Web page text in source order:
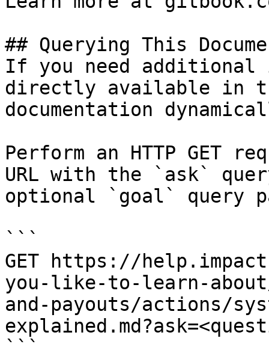
## Querying This
If you need
directly available in
documentation
Perform an HTTP GET
URL with the `ask`
optional `goal` query
```
GET https://
you-like-to-learn-
and-payouts/actions/
```